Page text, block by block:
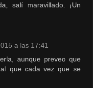
salí maravillado. ¡Un
a las 17:41
aunque preveo que
que cada vez que se